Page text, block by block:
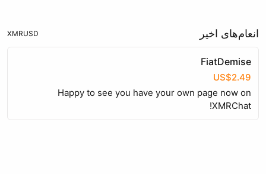
انعام‌های اخیر USD
XMR
FiatDemise
US$2.49
Happy to see you have your own page now on
XMRChat!